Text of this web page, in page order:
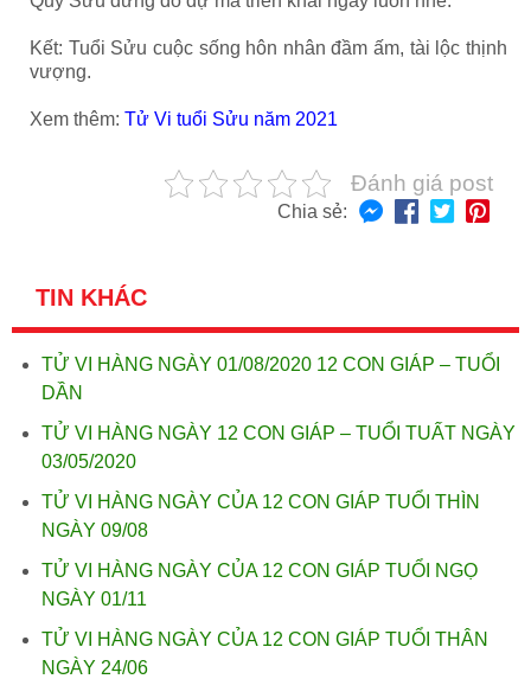
Kết: Tuổi Sửu cuộc sống hôn nhân đầm ấm, tài lộc thịnh
vượng.
Xem thêm: Tử Vi tuổi Sửu năm 2021
Đánh giá post
Chia sẻ:
TIN KHÁC
TỬ VI HÀNG NGÀY 01/08/2020 12 CON GIÁP – TUỔI
DẦN
TỬ VI HÀNG NGÀY 12 CON GIÁP – TUỔI TUẤT NGÀY
03/05/2020
TỬ VI HÀNG NGÀY CỦA 12 CON GIÁP TUỔI THÌN
NGÀY 09/08
TỬ VI HÀNG NGÀY CỦA 12 CON GIÁP TUỔI NGỌ
NGÀY 01/11
TỬ VI HÀNG NGÀY CỦA 12 CON GIÁP TUỔI THÂN
NGÀY 24/06